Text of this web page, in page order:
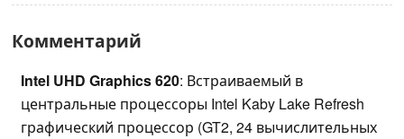
Комментарий
Intel UHD Graphics 620: Встраиваемый в
центральные процессоры Intel Kaby Lake Refresh
графический процессор (GT2, 24 вычислительных